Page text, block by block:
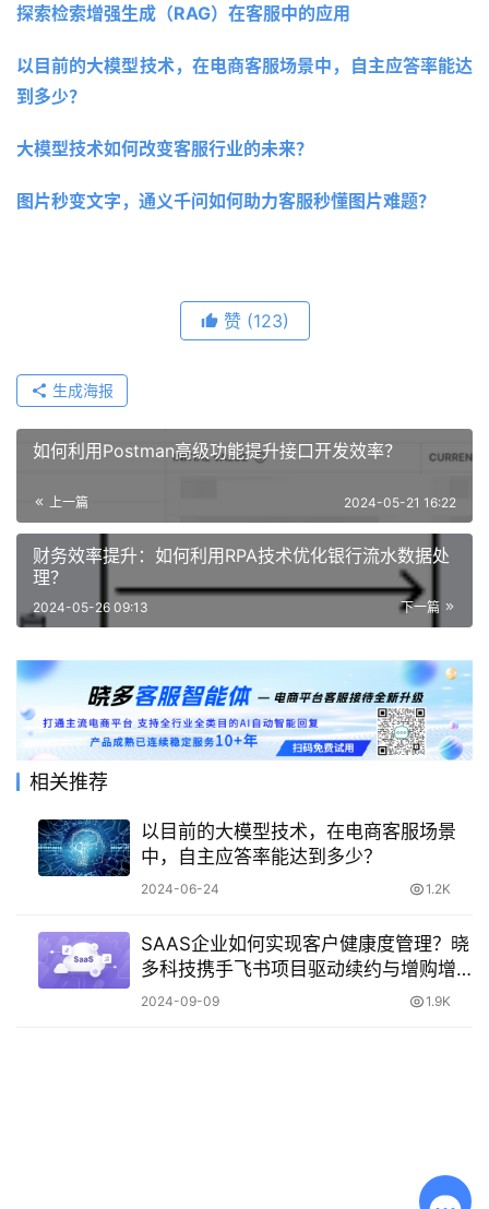
探索检索增强生成（RAG）在客服中的应用
以目前的大模型技术，在电商客服场景中，自主应答率能达
到多少？
大模型技术如何改变客服行业的未来？
图片秒变文字，通义千问如何助力客服秒懂图片难题？
赞 (123)
生成海报
如何利用Postman高级功能提升接口开发效率？
上一篇 2024-05-21 16:22
财务效率提升：如何利用RPA技术优化银行流水数据处
理？
下一篇
2024-05-26 09:13
相关推荐
以目前的大模型技术，在电商客服场景
中，自主应答率能达到多少？
2024-06-24 1.2K
SAAS企业如何实现客户健康度管理？晓
多科技携手飞书项目驱动续约与增购增
长
2024-09-09 1.9K